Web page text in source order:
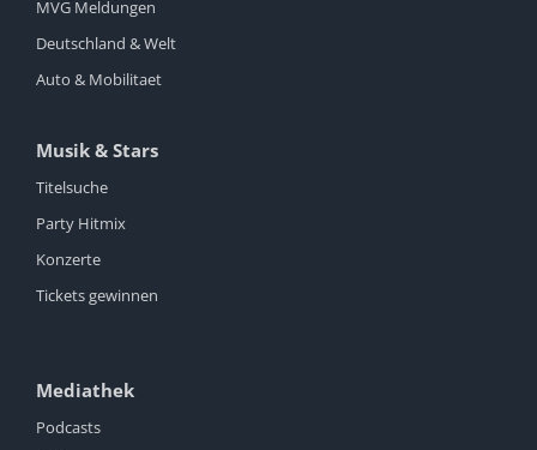
MVG Meldungen
Deutschland & Welt
Auto & Mobilitaet
Musik & Stars
Titelsuche
Party Hitmix
Konzerte
Tickets gewinnen
Mediathek
Podcasts